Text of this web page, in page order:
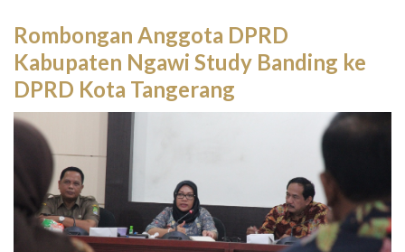
Rombongan Anggota DPRD
Kabupaten Ngawi Study Banding ke
DPRD Kota Tangerang